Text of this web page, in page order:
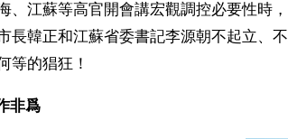
、江蘇等高官開會講宏觀調控必要性時
長韓正和江蘇省委書記李源朝不起立、
等的猖狂！
非爲